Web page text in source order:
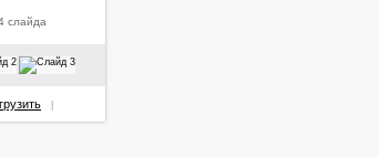
слайда